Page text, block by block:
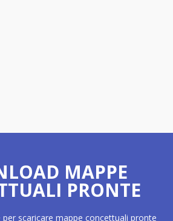
MAPPE
PRONTE
scaricare mappe concettuali pronte